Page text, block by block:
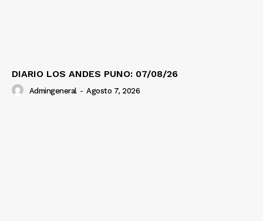
DIARIO LOS ANDES PUNO: 07/08/26
Admingeneral - Agosto 7, 2026